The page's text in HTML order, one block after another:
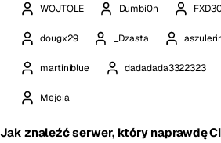
WOJTOLE Dumbi0n
dougx29 _Dzasta
martiniblue dadadada3322323
Mejcia
Jak znaleźć serwer, który naprawdę